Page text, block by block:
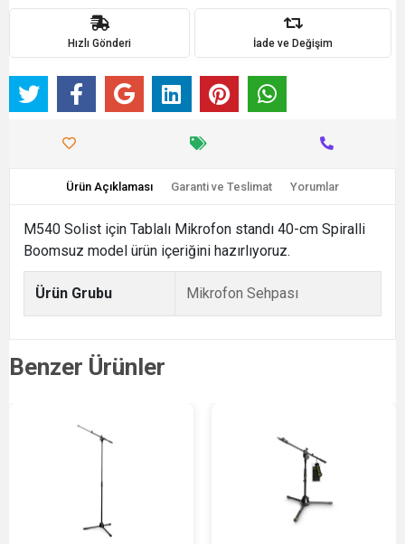
Hızlı Gönderi İade ve Değişim
Ürün Açıklaması Garanti ve Teslimat Yorumlar
M540 Solist için Tablalı Mikrofon standı 40-cm Spiralli
Boomsuz model ürün içeriğini hazırlıyoruz.
Ürün Grubu Mikrofon Sehpası
Benzer Ürünler